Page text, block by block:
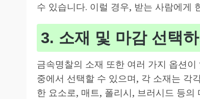
수 있습니다. 이럴 경우, 받는 사람에게
3. 소재 및 마감 선택하
금속명찰의 소재 또한 여러 가지 옵션
중에서 선택할 수 있으며, 각 소재는 각
한 요소로, 매트, 폴리시, 브러시드 등